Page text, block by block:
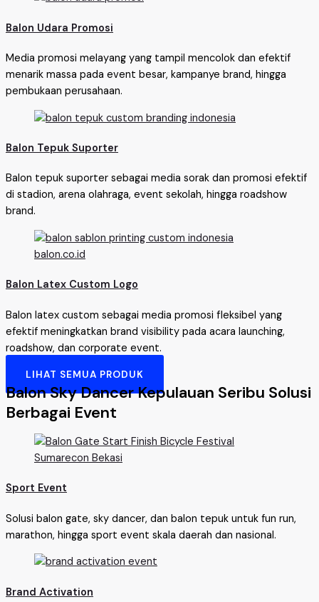
Balon Udara Promosi
Media promosi melayang yang tampil mencolok dan efektif
menarik massa pada event besar, kampanye brand, hingga
pembukaan perusahaan.
Balon Tepuk Suporter
Balon tepuk suporter sebagai media sorak dan promosi efektif
di stadion, arena olahraga, event sekolah, hingga roadshow
brand.
Balon Latex Custom Logo
Balon latex custom sebagai media promosi fleksibel yang
efektif meningkatkan brand visibility pada acara launching,
roadshow, dan corporate event.
LIHAT SEMUA PRODUK
Balon Sky Dancer Kepulauan Seribu Solusi
Berbagai Event
Sport Event
Solusi balon gate, sky dancer, dan balon tepuk untuk fun run,
marathon, hingga sport event skala daerah dan nasional.
Brand Activation